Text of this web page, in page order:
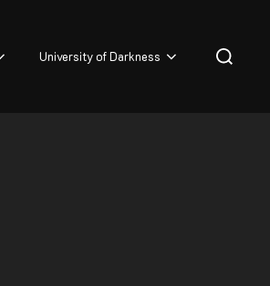
University of Darkness
Search
for: